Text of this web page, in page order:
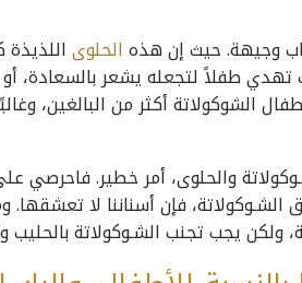
وجيهة. حيث إن هذه الحلوى
طفلاً لتجعله يشعر بالسعادة،
الشوكولاتة أكثر من البالغين،
والحلوى، أمر خطير. فاحرصي
فإن أسناننا لا تعشقها.
يجب تجنب الشـوكولاتة بالحليب